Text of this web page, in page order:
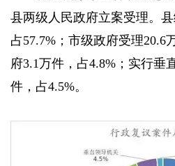
县两级人民政府立案受理。县
占57.7%；市级政府受理20.6
府3.1万件，占4.8%；实行垂
件，占4.5%。